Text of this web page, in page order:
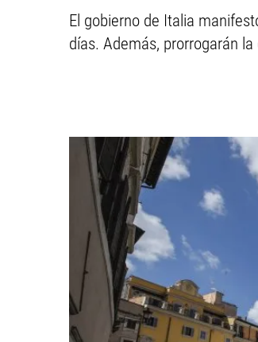
El gobierno de Italia
días. Además, prorrogarán